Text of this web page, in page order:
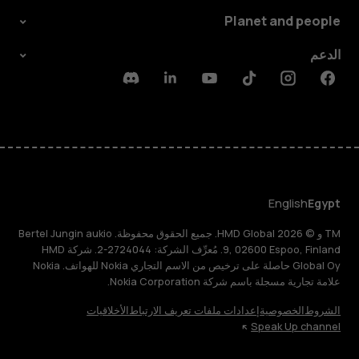
Planet and people
الدعم
Facebook
Instagram
Tiktok
Youtube
Linkedin
Discord
Egypt
English
TM و © 2026 HMD Global. جميع الحقوق محفوظة. Bertel Jungin aukio
9, 02600 Espoo, Finland. مُعرِّف الشركة: 2724044-2. شركة HMD
Global Oy حاصلة على ترخيص من الاسم التجاري Nokia للهواتف. Nokia
علامة تجارية مسجلة باسم شركة Nokia Corporation.
الشروطالخصوصيةإعدادات ملفات تعريف الارتباطالأخلاقيات
Speak Up channel